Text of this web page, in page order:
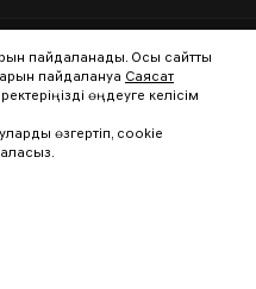
саясаты
пайдаланады. Осы сайтты
пайдалануға Саясат
өңдеуге келісім
өзгертіп, cookie